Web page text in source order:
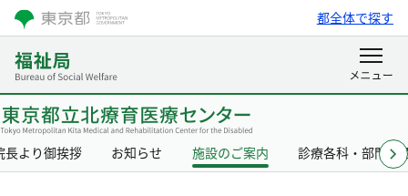
都全体で探す
長より御挨拶 お知らせ 施設のご案内 診療各科・部門の